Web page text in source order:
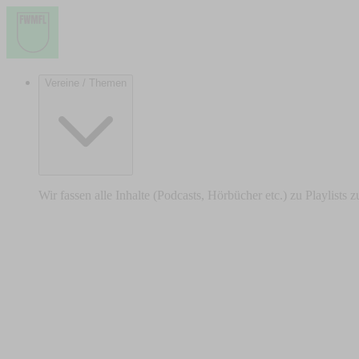
Vereine / Themen
Wir fassen alle Inhalte (Podcasts, Hörbücher etc.) zu Playlists